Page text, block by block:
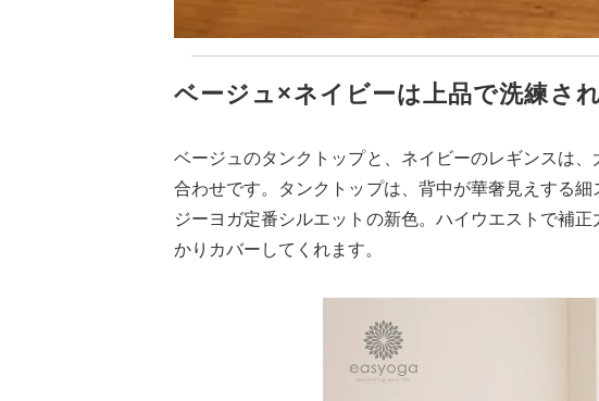
ベージュ×ネイビーは上品で洗練さ
ベージュのタンクトップと、ネイビーのレギンスは
合わせです。タンクトップは、背中が華奢見えする
ジーヨガ定番シルエットの新色。ハイウエストで補
かりカバーしてくれます。